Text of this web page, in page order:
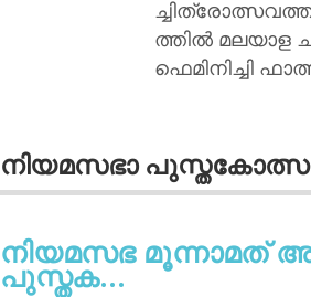
ത്തില്‍ മലയാള
ഫെമിനിച്ചി
നിയമസഭാ
നിയമസഭ മൂന്നാമത്
പുസ്തക...